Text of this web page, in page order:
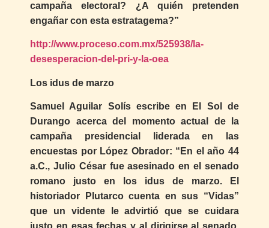
campaña electoral? ¿A quién pretenden
engañar con esta estratagema?”
http://www.proceso.com.mx/525938/la-
desesperacion-del-pri-y-la-oea
Los idus de marzo
Samuel Aguilar Solís escribe en El Sol de
Durango acerca del momento actual de la
campaña presidencial liderada en las
encuestas por López Obrador: “En el año 44
a.C., Julio César fue asesinado en el senado
romano justo en los idus de marzo. El
historiador Plutarco cuenta en sus “Vidas”
que un vidente le advirtió que se cuidara